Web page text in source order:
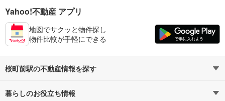
Yahoo!不動産 アプリ
地図でサクッと物件探し
物件比較が手軽にできる
桜町前駅の不動産情報を探す
不動産・住宅
暮らしのお役立ち情報